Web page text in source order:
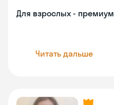
Для взрослых - премиум
Читать дальше